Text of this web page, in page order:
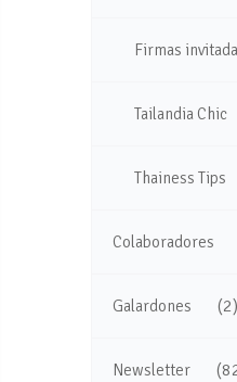
Firmas
Tailandia Chic
Thainess Tips
Colaboradores
Galardones (2)
Newsletter